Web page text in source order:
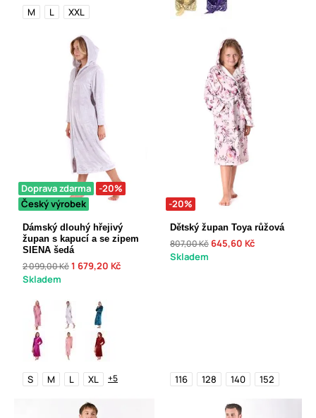
M L XXL
Doprava zdarma
-20%
Český výrobek
Dámský dlouhý hřejivý
župan s kapucí a se zipem
SIENA šedá
2 099,00 Kč1 679,20 Kč
Skladem
S M L XL +5
-20%
Dětský župan Toya růžová
807,00 Kč 645,60 Kč
Skladem
116 128 140 152